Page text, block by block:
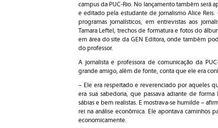
campus da PUC-Rio. No lançamento também
e editado pela estudante de jornalismo Alice
programas jornalísticos, em entrevistas aos
Tamara Leftel, trechos de formatura e fotos do
em área do site da GEN Editora, onde também
do professor.
A jornalista e professora de comunicação da
grande amigo, além de fonte, conta que ele era
– Ele era respeitado e reverenciado por aqueles
era sua sabedoria, que passava adiante de forma
sábias e bem realistas. E mostrava-se humilde –
rei na análise econômica. Ele apontava caminhos
economicamente.